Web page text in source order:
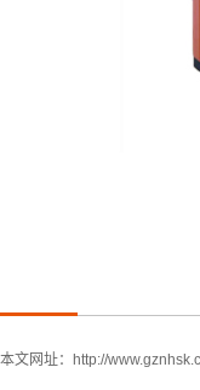
本文网址： http://